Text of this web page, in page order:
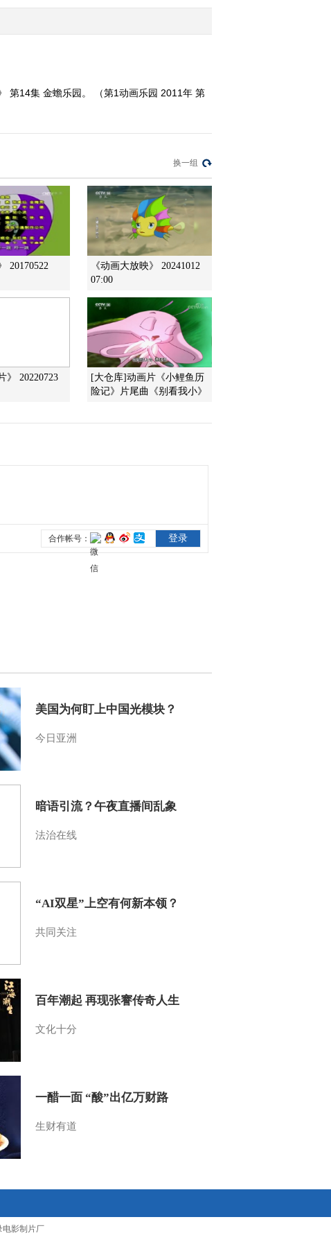
2011-12-03 12:34:28
《第1动画乐园（周末
2011-12-03 11:02:06
《第1动画乐园（周末
版）》 20111203 08：34
2011-12-03 11:01:23
版）》 20111202
2011-12-02 18:51:52
《第1动画乐园（下午
版）》 20111201
版）》 20111129
2011-11-29 18:57:53
2011-11-27 18:35:08
《第1动画乐园（周末
版）》 20111127 10：14
2011-11-27 09:48:16
版）》 20111126 10：14
第14集 金蟾乐园。 （第1动画乐园 2011年 第
换一组
20170522
《动画大放映》 20241012
07:00
》 20220723
[大仓库]动画片《小鲤鱼历
险记》片尾曲《别看我小》
美国为何盯上中国光模块？
今日亚洲
暗语引流？午夜直播间乱象
法治在线
“AI双星”上空有何新本领？
共同关注
百年潮起 再现张謇传奇人生
文化十分
一醋一面 “酸”出亿万财路
生财有道
电影制片厂